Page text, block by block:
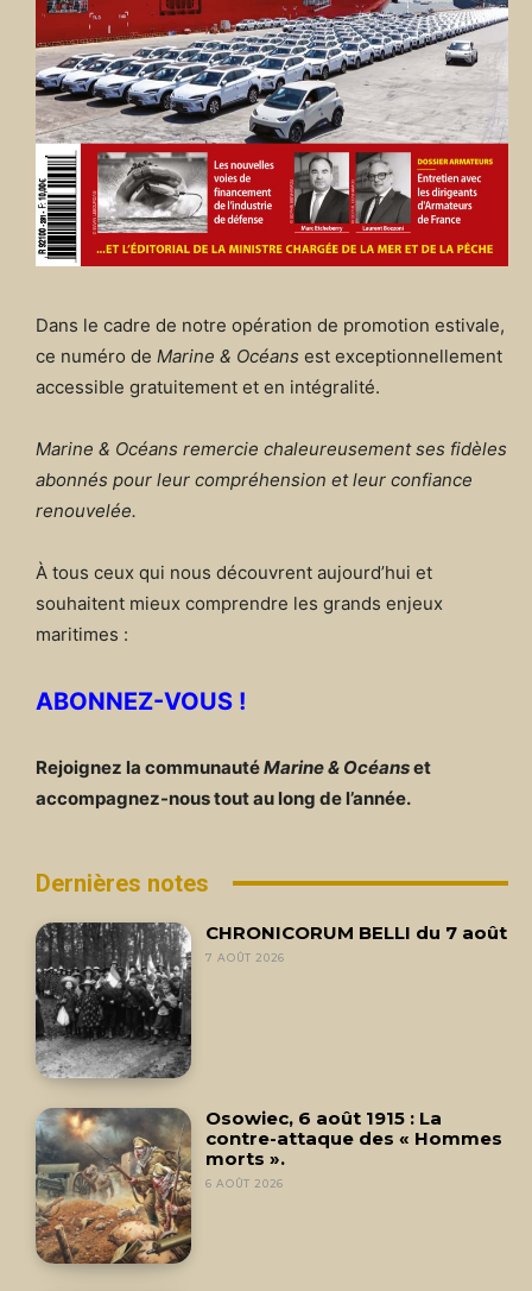
Dans le cadre de notre opération de promotion estivale,
ce numéro de Marine & Océans est exceptionnellement
accessible gratuitement et en intégralité.
Marine & Océans remercie chaleureusement ses fidèles
abonnés pour leur compréhension et leur confiance
renouvelée.
À tous ceux qui nous découvrent aujourd’hui et
souhaitent mieux comprendre les grands enjeux
maritimes :
ABONNEZ-VOUS !
Rejoignez la communautéMarine & Océanset
accompagnez-nous tout au long de l’année.
Dernières notes
CHRONICORUM BELLI du 7 août
7 AOÛT 2026
Osowiec, 6 août 1915 : La
contre-attaque des « Hommes
morts ».
6 AOÛT 2026